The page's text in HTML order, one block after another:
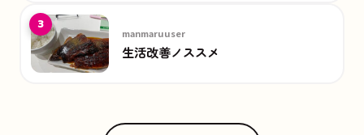
3 manmaruuser
生活改善ノススメ